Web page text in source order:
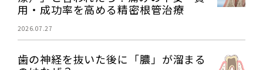
用・成功率を高める精密根管治療
2026.07.27
歯の神経を抜いた後に「膿」が溜まる